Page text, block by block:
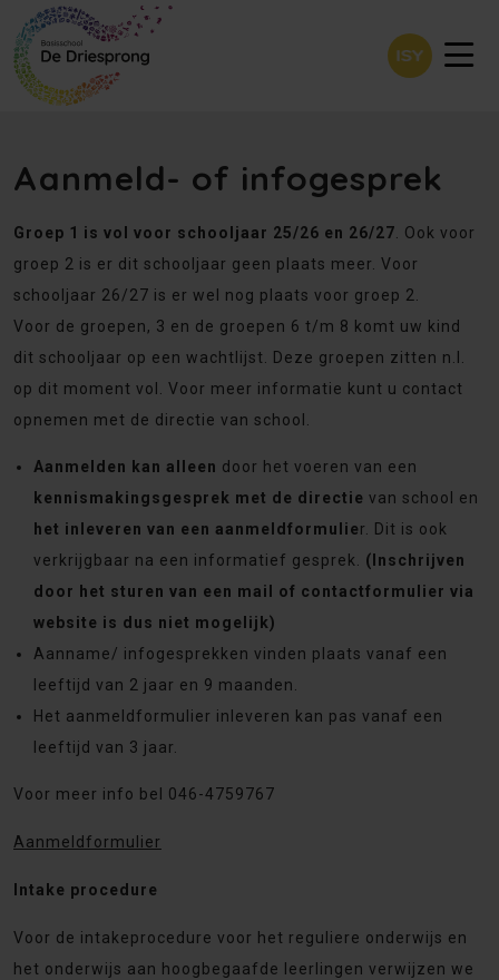
Aanmeld- of infogesprek
Groep 1 is vol voor schooljaar 25/26 en 26/27 . Ook voor
groep 2 is er dit schooljaar geen plaats meer. Voor
schooljaar 26/27 is er wel nog plaats voor groep 2.
Voor de groepen, 3 en de groepen 6 t/m 8 komt uw kind
dit schooljaar op een wachtlijst. Deze groepen zitten n.l.
op dit moment vol. Voor meer informatie kunt u contact
opnemen met de directie van school.
Aanmelden kan alleen door het voeren van een
kennismakingsgesprek met de directie van school en
het inleveren van een aanmeldformulier. Dit is ook
verkrijgbaar na een informatief gesprek. (Inschrijven
door het sturen van een mail of contactformulier via
website is dus niet mogelijk)
Aanname/ infogesprekken vinden plaats vanaf een
leeftijd van 2 jaar en 9 maanden.
Het aanmeldformulier inleveren kan pas vanaf een
leeftijd van 3 jaar.
Voor meer info bel 046-4759767
Aanmeldformulier
Intake procedure
Voor de intakeprocedure voor het reguliere onderwijs en
het onderwijs aan hoogbegaafde leerlingen verwijzen we